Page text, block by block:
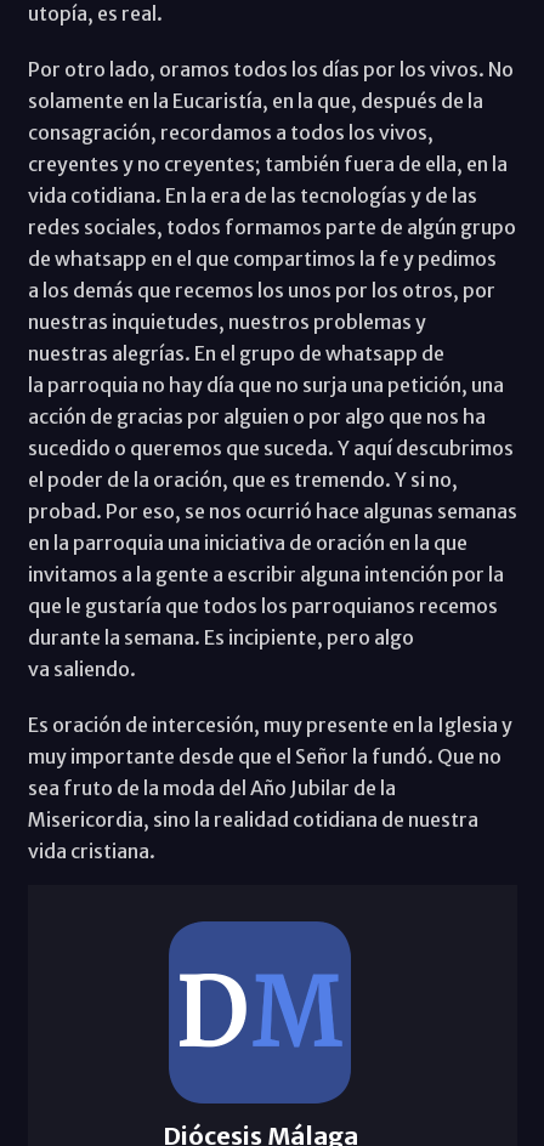
utopía, es real.
Por otro lado, oramos todos los días por los vivos. No
solamente en la Eucaristía, en la que, después de la
consagración, recordamos a todos los vivos,
creyentes y no creyentes; también fuera de ella, en la
vida cotidiana. En la era de las tecnologías y de las
redes sociales, todos formamos parte de algún grupo
de whatsapp en el que compartimos la fe y pedimos
a los demás que recemos los unos por los otros, por
nuestras inquietudes, nuestros problemas y
nuestras alegrías. En el grupo de whatsapp de
la parroquia no hay día que no surja una petición, una
acción de gracias por alguien o por algo que nos ha
sucedido o queremos que suceda. Y aquí descubrimos
el poder de la oración, que es tremendo. Y si no,
probad. Por eso, se nos ocurrió hace algunas semanas
en la parroquia una iniciativa de oración en la que
invitamos a la gente a escribir alguna intención por la
que le gustaría que todos los parroquianos recemos
durante la semana. Es incipiente, pero algo
va saliendo.
Es oración de intercesión, muy presente en la Iglesia y
muy importante desde que el Señor la fundó. Que no
sea fruto de la moda del Año Jubilar de la
Misericordia, sino la realidad cotidiana de nuestra
vida cristiana.
Diócesis Málaga